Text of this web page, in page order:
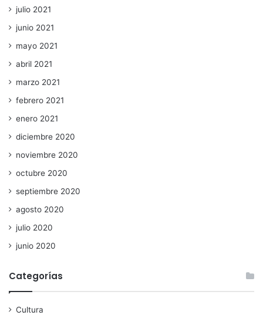
julio 2021
junio 2021
mayo 2021
abril 2021
marzo 2021
febrero 2021
enero 2021
diciembre 2020
noviembre 2020
octubre 2020
septiembre 2020
agosto 2020
julio 2020
junio 2020
Categorías
Cultura